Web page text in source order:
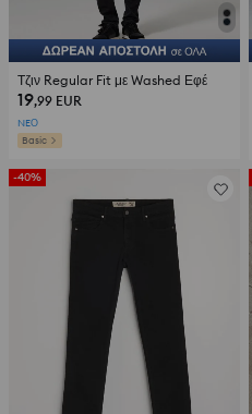
Τζιν Regular Fit με Washed Εφέ
19,99 EUR
NEΟ
Basic
-40%